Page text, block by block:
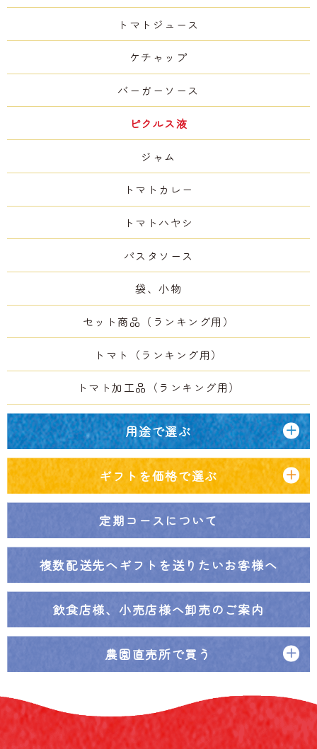
トマトジュース
ケチャップ
バーガーソース
ピクルス液
ジャム
トマトカレー
トマトハヤシ
パスタソース
袋、小物
セット商品（ランキング用）
トマト（ランキング用）
トマト加工品（ランキング用）
用途で選ぶ
ギフトを価格で選ぶ
定期コースについて
複数配送先へギフトを送りたいお客様へ
飲食店様、小売店様へ卸売のご案内
農園直売所で買う